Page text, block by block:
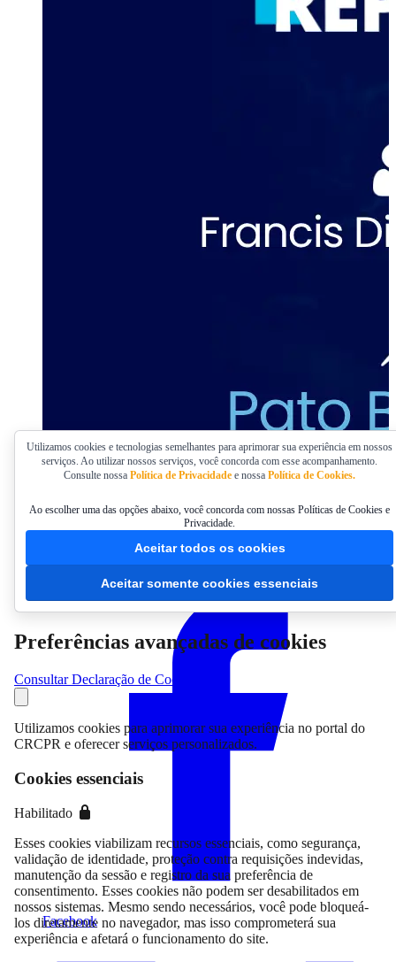
Compartilhar
Facebook
Utilizamos cookies e tecnologias semelhantes para aprimorar sua experiência em nossos
serviços. Ao utilizar nossos serviços, você concorda com esse acompanhamento.
Consulte nossa Política de Privacidade e nossa Política de Cookies.
Ao escolher uma das opções abaixo, você concorda com nossas Políticas de Cookies e
Privacidade.
Aceitar todos os cookies
Aceitar somente cookies essenciais
Preferências avançadas de cookies
Consultar Declaração de Cookies
Utilizamos cookies para aprimorar sua experiência no portal do
CRCPR e oferecer serviços personalizados.
Cookies essenciais
Habilitado
Esses cookies viabilizam recursos essenciais, como segurança,
validação de identidade, proteção contra requisições indevidas,
manutenção da sessão e registro da sua preferência de
consentimento. Esses cookies não podem ser desabilitados em
nossos sistemas. Mesmo sendo necessários, você pode bloqueá-
los diretamente no navegador, mas isso comprometerá sua
experiência e afetará o funcionamento do site.